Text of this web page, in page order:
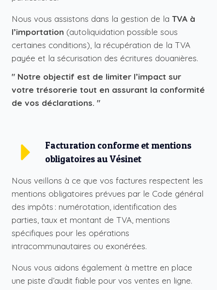
Nous vous assistons dans la gestion de la TVA à
l’importation (autoliquidation possible sous
certaines conditions), la récupération de la TVA
payée et la sécurisation des écritures douanières.
" Notre objectif est de limiter l’impact sur
votre trésorerie tout en assurant la conformité
de vos déclarations. "
Facturation conforme et mentions
obligatoires au Vésinet
Nous veillons à ce que vos factures respectent les
mentions obligatoires prévues par le Code général
des impôts : numérotation, identification des
parties, taux et montant de TVA, mentions
spécifiques pour les opérations
intracommunautaires ou exonérées.
Nous vous aidons également à mettre en place
une piste d’audit fiable pour vos ventes en ligne.